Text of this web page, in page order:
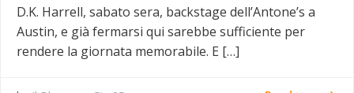
D.K. Harrell, sabato sera, backstage dell’Antone’s a
Austin, e già fermarsi qui sarebbe sufficiente per
rendere la giornata memorabile. E […]